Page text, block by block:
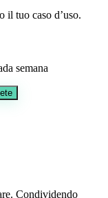
il tuo caso d’uso.
semana
Condividendo